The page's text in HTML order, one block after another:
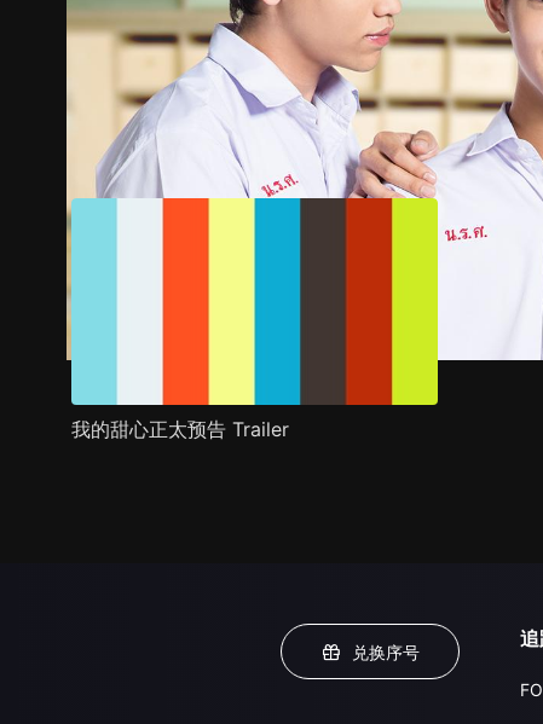
剧照 推荐影片 剧情介绍
我的甜心正太预告 Trailer
兑换序号